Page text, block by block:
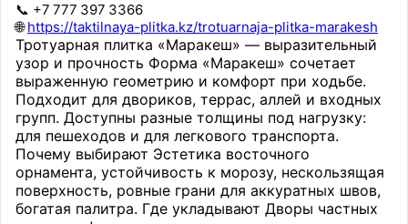
📞 +7 777 397 3366
🌐https://taktilnaya-plitka.kz/trotuarnaja-plitka-marakesh
Тротуарная плитка «Маракеш» — выразительный
узор и прочность Форма «Маракеш» сочетает
выраженную геометрию и комфорт при ходьбе.
Подходит для двориков, террас, аллей и входных
групп. Доступны разные толщины под нагрузку:
для пешеходов и для легкового транспорта.
Почему выбирают Эстетика восточного
орнамента, устойчивость к морозу, нескользящая
поверхность, ровные грани для аккуратных швов,
богатая палитра. Где укладывают Дворы частных